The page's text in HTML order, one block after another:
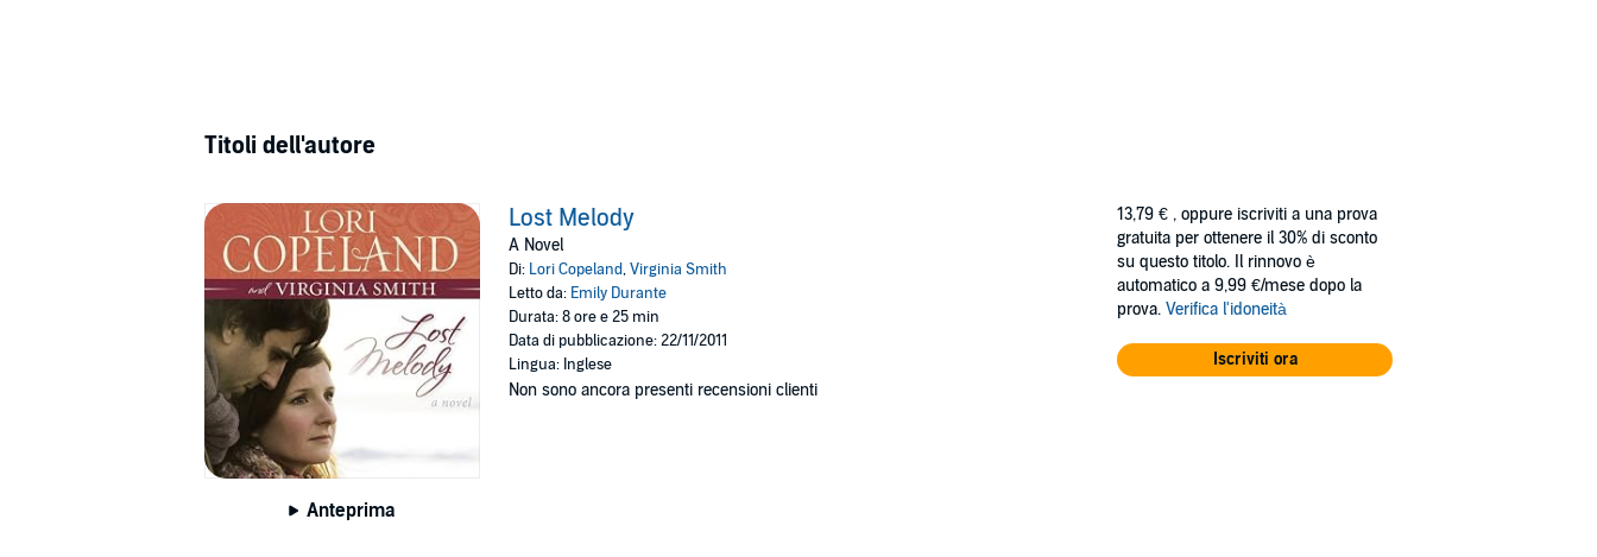
Titoli dell'autore
Anteprima
Lost Melody
A Novel
Di: Lori Copeland,Virginia Smith
Letto da: Emily Durante
Durata: 8 ore e 25 min
Data di pubblicazione: 22/11/2011
Lingua: Inglese
Non sono ancora presenti recensioni clienti
13,79 € , oppure iscriviti a una prova
gratuita per ottenere il 30% di sconto
su questo titolo. Il rinnovo è
automatico a 9,99 €/mese dopo la
prova. Verifica l'idoneità
Iscriviti ora